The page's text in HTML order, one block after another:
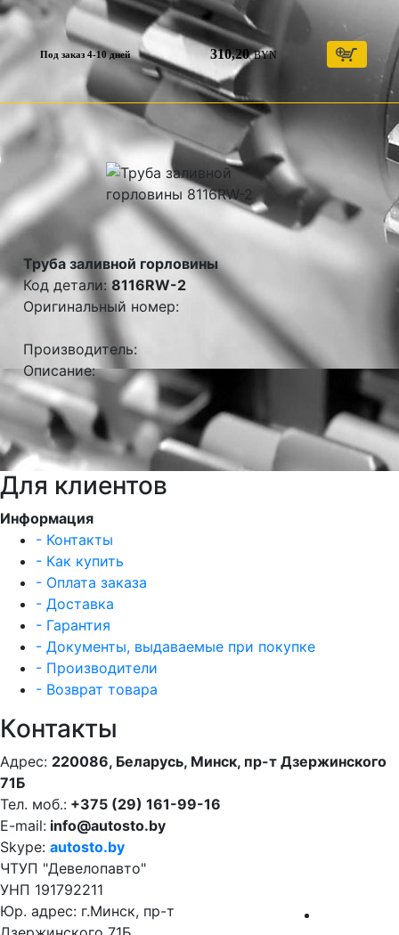
Под заказ 4-10 дней 310,20 BYN
Труба заливной горловины
Код детали: 8116RW-2
Оригинальный номер:
Производитель:
Описание:
Для клиентов
Информация
- Контакты
- Как купить
- Оплата заказа
- Доставка
- Гарантия
- Документы, выдаваемые при покупке
- Производители
- Возврат товара
Контакты
Адрес: 220086, Беларусь, Минск, пр-т Дзержинского
71Б
Тел. моб.: +375 (29) 161-99-16
E-mail: info@autosto.by
Skype: autosto.by
ЧТУП "Девелопавто"
УНП 191792211
Юр. адрес: г.Минск, пр-т